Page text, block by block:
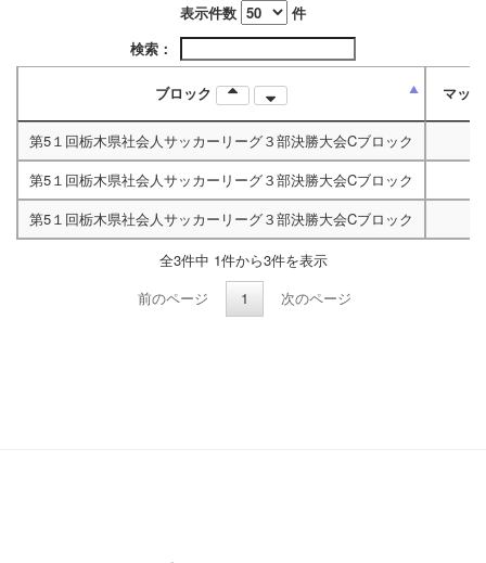
表示件数
件
検索：
ブロック マッ
第5１回栃木県社会人サッカーリーグ３部決勝大会Cブロック
第5１回栃木県社会人サッカーリーグ３部決勝大会Cブロック
第5１回栃木県社会人サッカーリーグ３部決勝大会Cブロック
全3件中 1件から3件を表示
前のページ
1 次のページ